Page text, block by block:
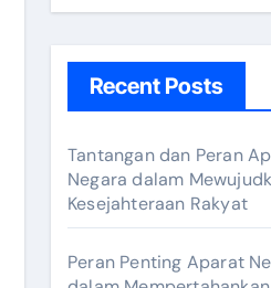
Recent Posts
Tantangan dan Peran
Negara dalam
Kesejahteraan Rakyat
Peran Penting Aparat